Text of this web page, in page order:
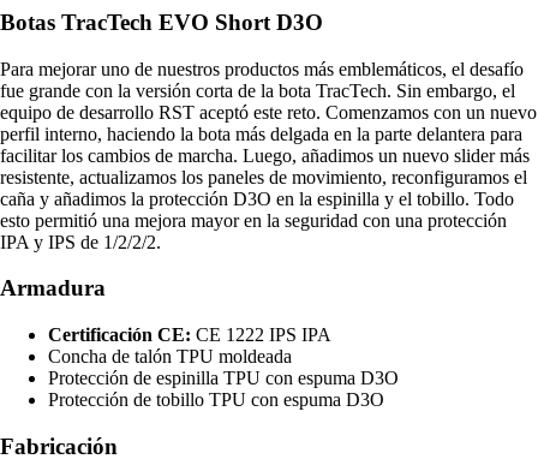
Botas TracTech EVO Short D3O
Para mejorar uno de nuestros productos más emblemáticos, el desafío
fue grande con la versión corta de la bota TracTech. Sin embargo, el
equipo de desarrollo RST aceptó este reto. Comenzamos con un nuevo
perfil interno, haciendo la bota más delgada en la parte delantera para
facilitar los cambios de marcha. Luego, añadimos un nuevo slider más
resistente, actualizamos los paneles de movimiento, reconfiguramos el
caña y añadimos la protección D3O en la espinilla y el tobillo. Todo
esto permitió una mejora mayor en la seguridad con una protección
IPA y IPS de 1/2/2/2.
Armadura
Certificación CE: CE 1222 IPS IPA
Concha de talón TPU moldeada
Protección de espinilla TPU con espuma D3O
Protección de tobillo TPU con espuma D3O
Fabricación